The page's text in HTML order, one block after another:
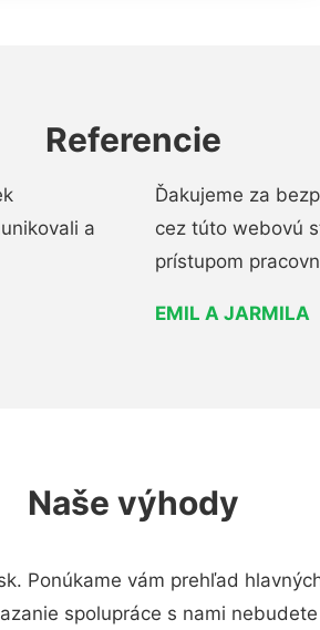
Referencie
a
Ďakujeme za
cez túto webovú
prístupom
EMIL A JARMILA
Naše výhody
Ponúkame vám prehľad
spolupráce s nami